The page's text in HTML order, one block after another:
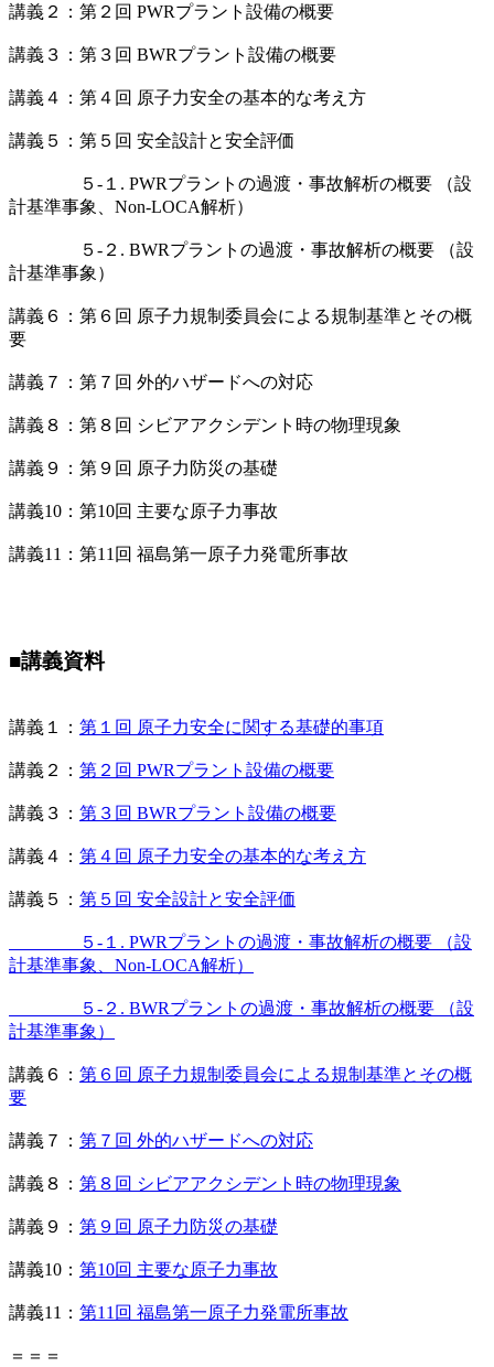
講義２：第２回 PWRプラント設備の概要
講義３：第３回 BWRプラント設備の概要
講義４：第４回 原子力安全の基本的な考え方
講義５：第５回 安全設計と安全評価
５-１. PWRプラントの過渡・事故解析の概要 （設
計基準事象、Non-LOCA解析）
５-２. BWRプラントの過渡・事故解析の概要 （設
計基準事象）
講義６：第６回 原子力規制委員会による規制基準とその概
要
講義７：第７回 外的ハザードへの対応
講義８：第８回 シビアアクシデント時の物理現象
講義９：第９回 原子力防災の基礎
講義10：第10回 主要な原子力事故
講義11：第11回 福島第一原子力発電所事故
■講義資料
講義１： 第１回 原子力安全に関する基礎的事項
講義２： 第２回 PWRプラント設備の概要
講義３： 第３回 BWRプラント設備の概要
講義４： 第４回 原子力安全の基本的な考え方
講義５： 第５回 安全設計と安全評価
５-１. PWRプラントの過渡・事故解析の概要 （設
計基準事象、Non-LOCA解析）
５-２. BWRプラントの過渡・事故解析の概要 （設
計基準事象）
講義６： 第６回 原子力規制委員会による規制基準とその概
要
講義７： 第７回 外的ハザードへの対応
講義８： 第８回 シビアアクシデント時の物理現象
講義９： 第９回 原子力防災の基礎
講義10： 第10回 主要な原子力事故
講義11： 第11回 福島第一原子力発電所事故
＝＝＝